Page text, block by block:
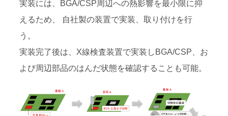
実装には、BGA/CSP周辺への熱影響を最小限に抑
えるため、 自社製の装置で実装、取り付けを行
う。
実装完了後は、X線検査装置で実装しBGA/CSP、お
よび周辺部品のはんだ状態を確認することも可能。